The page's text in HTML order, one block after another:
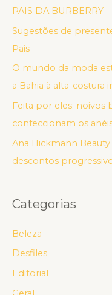
PAIS DA BURBERRY
Sugestões de
Pais
O mundo da moda
a Bahia à alta-costura
Feita por eles: noivos
confeccionam os
Ana Hickmann
descontos
Categorias
Beleza
Desfiles
Editorial